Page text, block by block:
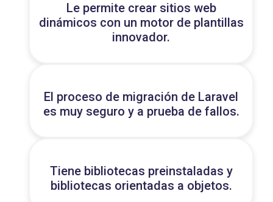
Le permite crear sitios web
dinámicos con un motor de plantillas
innovador.
El proceso de migración de Laravel
es muy seguro y a prueba de fallos.
Tiene bibliotecas preinstaladas y
bibliotecas orientadas a objetos.